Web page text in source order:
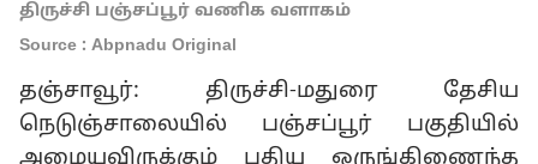
திருச்சி பஞ்சப்பூர் வணிக வளாகம்
Source : Abpnadu Original
தஞ்சாவூர்: திருச்சி-மதுரை தேசிய
நெடுஞ்சாலையில் பஞ்சப்பூர் பகுதியில்